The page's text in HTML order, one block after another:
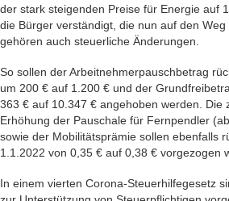
der stark steigenden Preise für Energie auf
die Bürger verständigt, die nun auf den
gehören auch steuerliche Änderungen.
So sollen der Arbeitnehmerpauschbetrag
um 200 € auf 1.200 € und der
363 € auf 10.347 € angehoben werden. Die
Erhöhung der Pauschale für Fernpendler
sowie der Mobilitätsprämie sollen ebenfalls
1.1.2022 von 0,35 € auf 0,38 € vorgezogen
In einem vierten Corona-Steuerhilfegesetz